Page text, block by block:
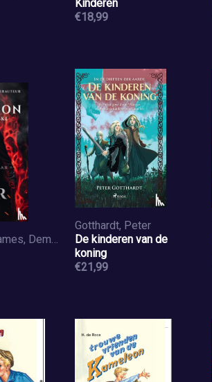
Kinderen
€18,99
Patterson, James, Dembowski, Jill
Gotthardt, Peter
De kinderen van de
koning
€21,99